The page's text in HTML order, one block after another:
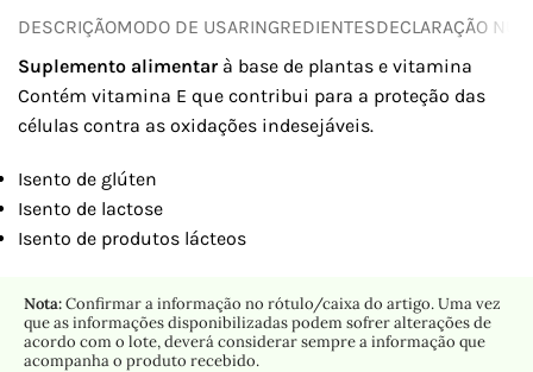
DESCRIÇÃOMODO DE USARINGREDIENTESDECLARAÇÃO
Suplemento alimentar à base de plantas e vitamina
Contém vitamina E que contribui para a proteção das
células contra as oxidações indesejáveis.
Isento de glúten
Isento de lactose
Isento de produtos lácteos
Nota:Confirmar a informação no rótulo/caixa do artigo. Uma vez
que as informações disponibilizadas podem sofrer alterações de
acordo com o lote, deverá considerar sempre a informação que
acompanha o produto recebido.